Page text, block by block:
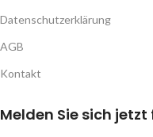
Datenschutzerklärung
AGB
Kontakt
Melden Sie sich